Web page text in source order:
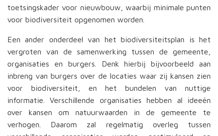
toetsingskader voor nieuwbouw, waarbij minimale punten
voor biodiversiteit opgenomen worden.
Een ander onderdeel van het biodiversiteitsplan is het
vergroten van de samenwerking tussen de gemeente,
organisaties en burgers. Denk hierbij bijvoorbeeld aan
inbreng van burgers over de locaties waar zij kansen zien
voor biodiversiteit, en het bundelen van nuttige
informatie. Verschillende organisaties hebben al ideeën
over kansen om natuurwaarden in de gemeente te
verhogen. Daarom zal regelmatig overleg tussen